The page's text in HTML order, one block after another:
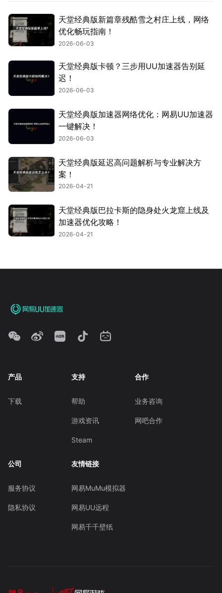
天堂经典版新篇章残酷雪之村庄上线，网络
优化畅玩指南！
2026-06-03
天堂经典版卡顿？三步用UU加速器告别延
迟！
2026-06-03
天堂经典版加速器网络优化：网易UU加速器
一键解决！
2026-06-03
天堂经典版延迟高问题解析与专业解决方
案！
2026-04-21
天堂经典版巴拉卡斯的隐身处火龙窟上线及
加速器优化攻略！
2026-04-21
产品
下载
支持
帮助
游戏资讯
Steam
合作
业务咨询
网吧合作
公司
服务协议
隐私协议
友情链接
网易MuMu模拟器
网易UU远程
网易千千壁纸